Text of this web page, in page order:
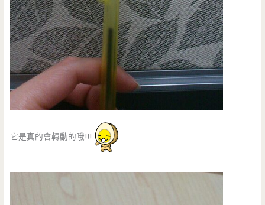
它是真的會轉動的哦!!!